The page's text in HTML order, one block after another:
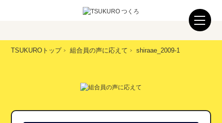
TSUKUROトップ 組合員の声に応えて shiraae_2009-1